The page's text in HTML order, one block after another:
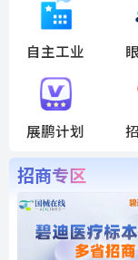
国药创研AED开启全
自主工业
展鹏计划
招商专区